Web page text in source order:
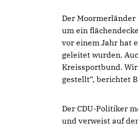
Der
um ein
vor einem Jahr hat
geleitet wurden.
Kreissportbund.
gestellt“, berichtet
Der CDU-Politiker
und verweist auf